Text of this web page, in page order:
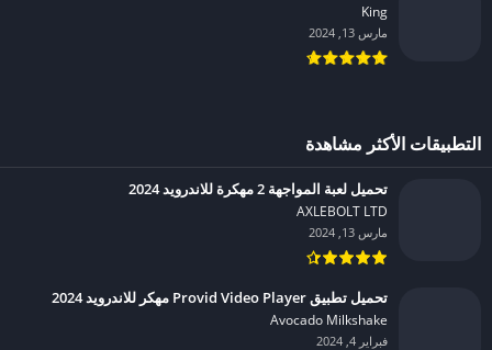
King‏
مارس 13, 2024
التطبيقات الأكثر مشاهدة
تحميل لعبة المواجهة 2 مهكرة للاندرويد 2024
AXLEBOLT LTD‏
مارس 13, 2024
تحميل تطبيق Provid Video Player مهكر للاندرويد 2024
Avocado Milkshake‏
فبراير 4, 2024